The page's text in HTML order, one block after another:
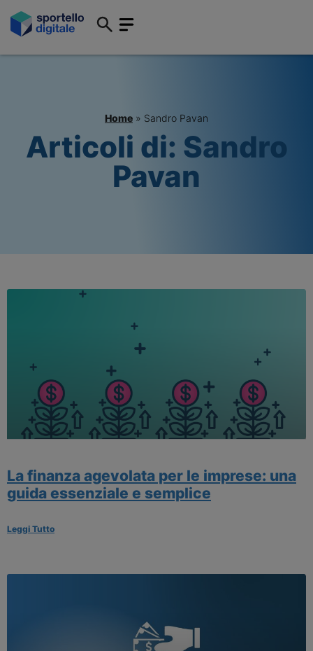
Home » Sandro Pavan
Articoli di: Sandro
Pavan
La finanza agevolata per le imprese: una
guida essenziale e semplice
Leggi Tutto